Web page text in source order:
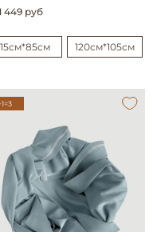
449 руб
120см*105см